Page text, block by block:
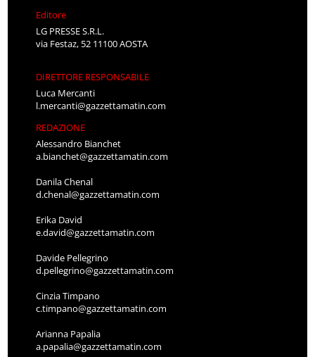
Editore
LG PRESSE S.R.L.
via Festaz, 52 11100 AOSTA
DIRETTORE RESPONSABILE
Luca Mercanti
l.mercanti@gazzettamatin.com
REDAZIONE
Alessandro Bianchet
a.bianchet@gazzettamatin.com
Danila Chenal
d.chenal@gazzettamatin.com
Erika David
e.david@gazzettamatin.com
Davide Pellegrino
d.pellegrino@gazzettamatin.com
Cinzia Timpano
c.timpano@gazzettamatin.com
Arianna Papalia
a.papalia@gazzettamatin.com